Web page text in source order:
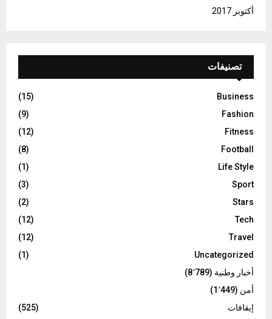
أكتوبر 2017
تصنيفات
Business
(15)
Fashion
(9)
Fitness
(12)
Football
(8)
Life Style
(1)
Sport
(3)
Stars
(2)
Tech
(12)
Travel
(12)
Uncategorized
(1)
أخبار وطنية (8٬789)
أمن (1٬449)
إيقافات
(525)